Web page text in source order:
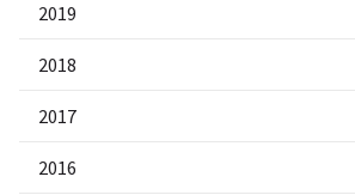
2019
2018
2017
2016